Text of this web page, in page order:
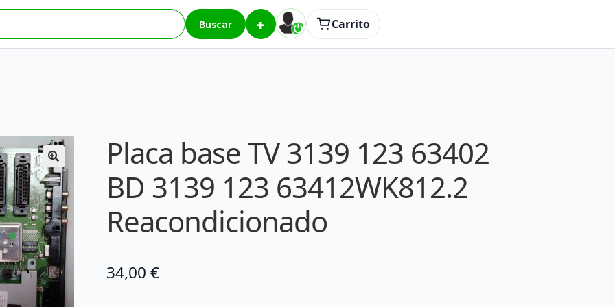
Buscar + Carrito
Placa base TV 3139 123 63402 BD 3139 123 63412WK812.2 Reacondicionado
Placa base TV 3139 123 63402
BD 3139 123 63412WK812.2
Reacondicionado
34,00 €